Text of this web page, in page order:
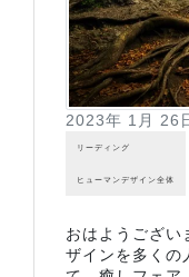
2023年 1月 26
リーディング
ヒューマンデザイン全体
おはようござい
ザインを多くの